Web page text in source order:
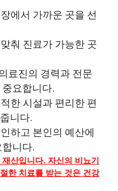
에서 가까운 곳을 선
춰 진료가 가능한 곳
료진의 경력과 전문
요합니다.
한 시설과 편리한 편
니다.
하고 본인의 예산에
니다.
산입니다. 자신의 비뇨기
한 치료를 받는 것은 건강